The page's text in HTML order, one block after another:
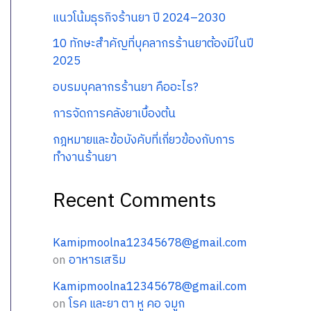
แนวโน้มธุรกิจร้านยา ปี 2024–2030
10 ทักษะสำคัญที่บุคลากรร้านยาต้องมีในปี
2025
อบรมบุคลากรร้านยา คืออะไร?
การจัดการคลังยาเบื้องต้น
กฎหมายและข้อบังคับที่เกี่ยวข้องกับการ
ทำงานร้านยา
Recent Comments
Kamipmoolna12345678@gmail.com
on อาหารเสริม
Kamipmoolna12345678@gmail.com
onโรค และยา ตา หู คอ จมูก